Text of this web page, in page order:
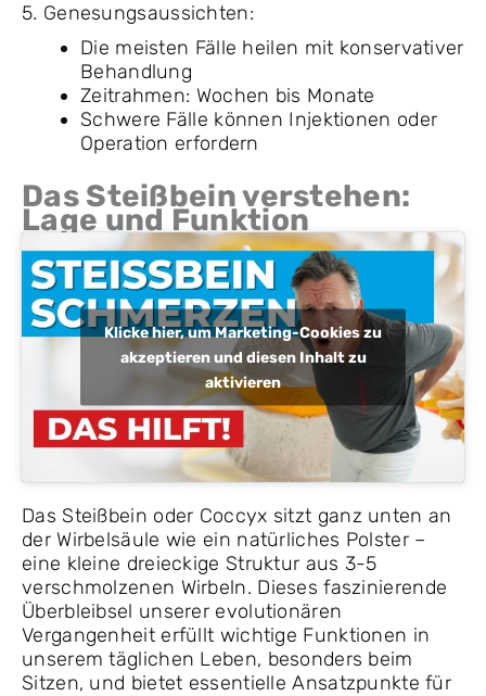
5. Genesungsaussichten:
Die meisten Fälle heilen mit konservativer
Behandlung
Zeitrahmen: Wochen bis Monate
Schwere Fälle können Injektionen oder
Operation erfordern
Das Steißbein verstehen:
Lage und Funktion
Klicke hier, um Marketing-Cookies zu
akzeptieren und diesen Inhalt zu
aktivieren
Das Steißbein oder Coccyx sitzt ganz unten an
der Wirbelsäule wie ein natürliches Polster –
eine kleine dreieckige Struktur aus 3-5
verschmolzenen Wirbeln. Dieses faszinierende
Überbleibsel unserer evolutionären
Vergangenheit erfüllt wichtige Funktionen in
unserem täglichen Leben, besonders beim
Sitzen, und bietet essentielle Ansatzpunkte für